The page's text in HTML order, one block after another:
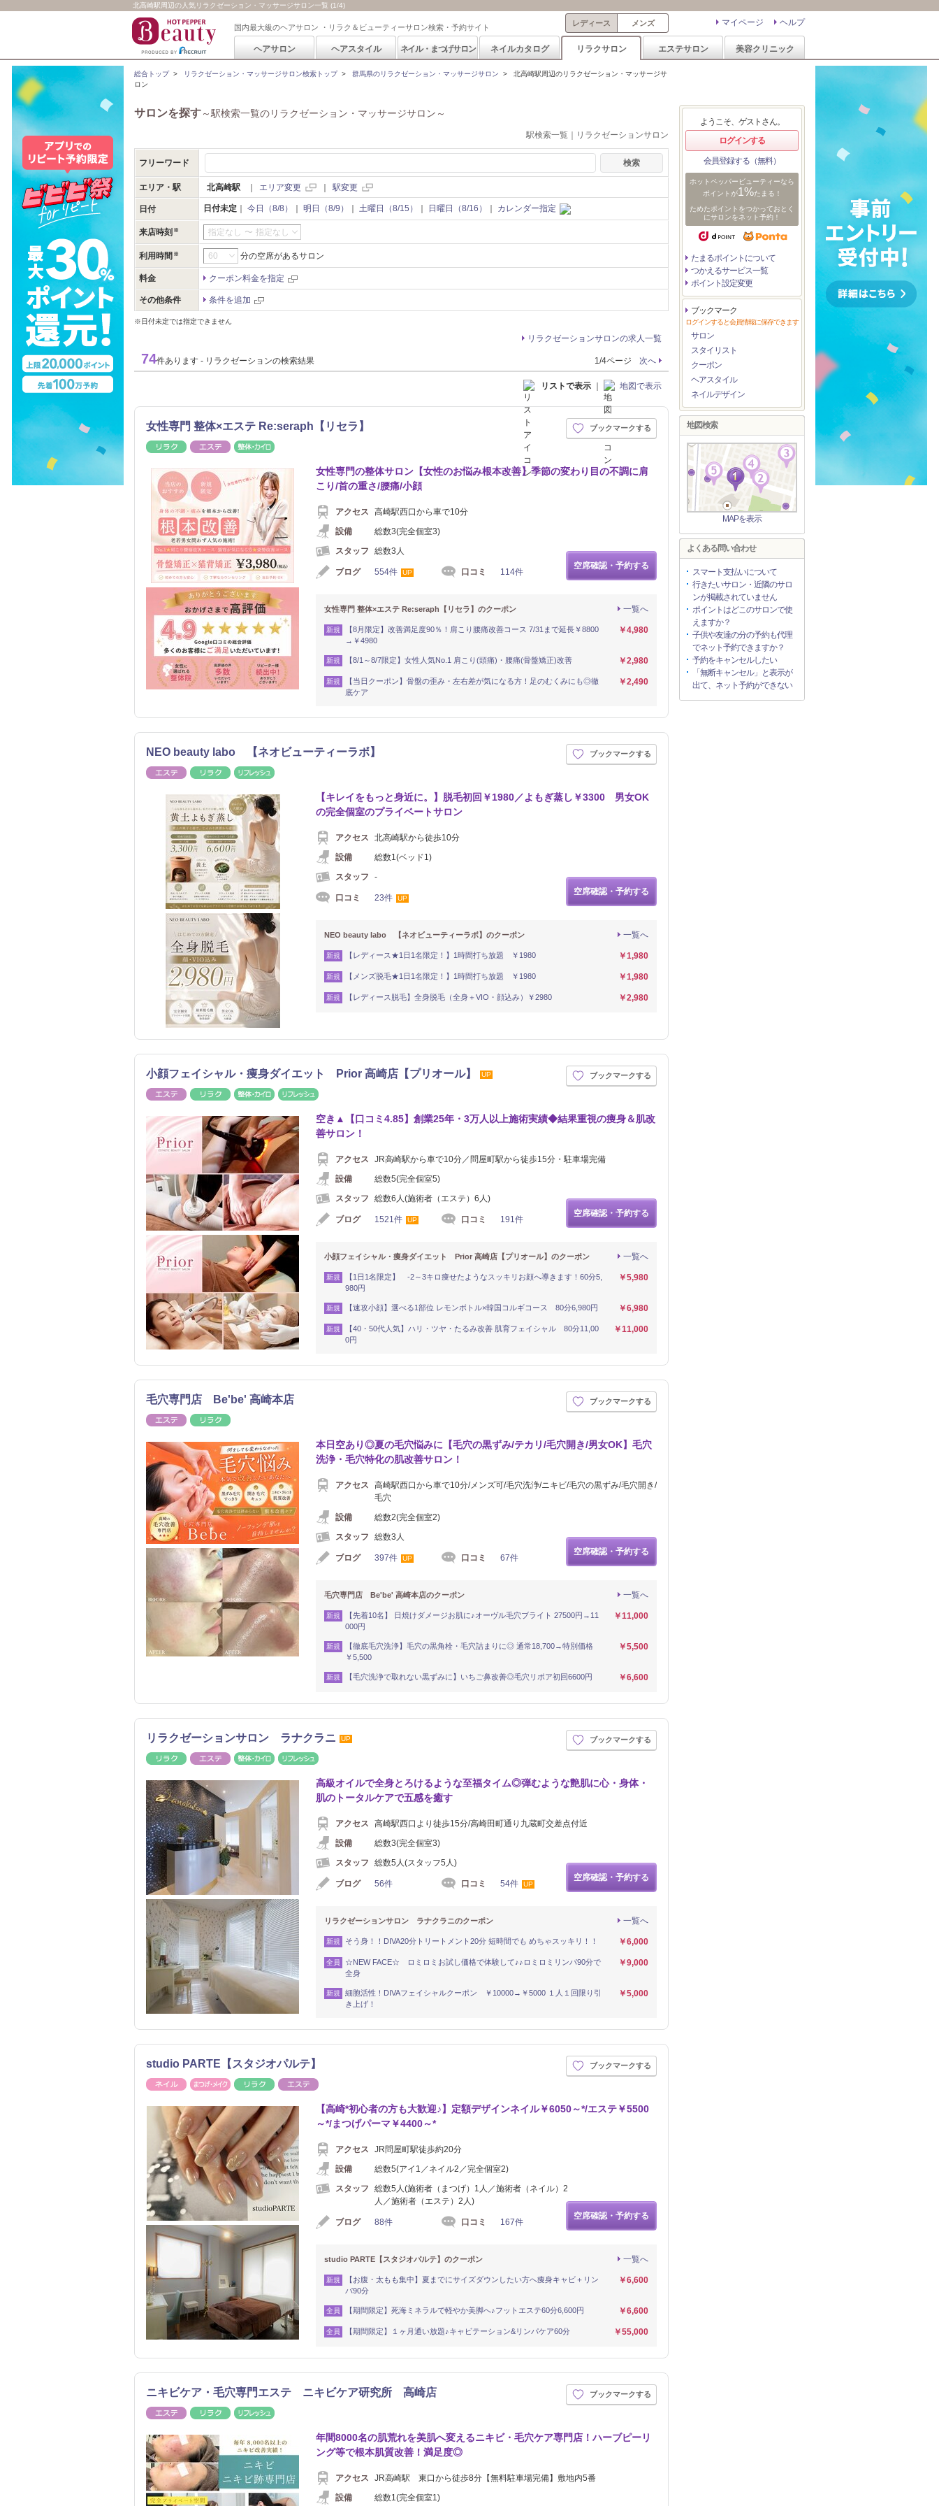
北高崎駅周辺の人気リラクゼーション・マッサージサロン一覧 (1/4)
国内最大級のヘアサロン ・リラク＆ビューティーサロン検索・予約サイト ヘルプ
マイページ
レディース メンズ
ヘアサロン ヘアスタイル ネイル・まつげサロン ネイルカタログ リラクサロン エステサロン 美容クリニック
総合トップ> リラクゼーション・マッサージサロン検索トップ> 群馬県のリラクゼーション・マッサージサロン > 北高崎駅周辺のリラクゼーション・マッサージサ
ロン
サロンを探す～駅検索一覧のリラクゼーション・マッサージサロン～
駅検索一覧｜リラクゼーションサロン
フリーワード
エリア・駅 北高崎駅 エリア変更 駅変更
日付 日付未定 今日（8/8） 明日（8/9） 土曜日（8/15） 日曜日（8/16） カレンダー指定
来店時刻 指定なし 〜 指定なし
利用時間 分の空席があるサロン
料金 クーポン料金を指定
その他条件 条件を追加
※日付未定では指定できません
リラクゼーションサロンの求人一覧
74件あります - リラクゼーションの検索結果 1/4ページ 次へ
リストで表示 ｜ 地図で表示
女性専門 整体×エステ Re:seraph【リセラ】
リラク エステ
ブックマークする
女性専門の整体サロン【女性のお悩み根本改善】季節の変わり目の不調に肩
こり/首の重さ/腰痛/小顔
アクセス
高崎駅西口から車で10分
設備
総数3(完全個室3)
スタッフ
総数3人
ブログ 554件 UP 口コミ 114件
空席確認・予約する
一覧へ
女性専門 整体×エステ Re:seraph【リセラ】のクーポン
新規
【8月限定】改善満足度90％！肩こり腰痛改善コース 7/31まで延長￥8800
→￥4980
￥4,980
新規 【8/1～8/7限定】女性人気No.1 肩こり(頭痛)・腰痛(骨盤矯正)改善 ￥2,980
新規
【当日クーポン】骨盤の歪み・左右差が気になる方！足のむくみにも◎徹
底ケア
￥2,490
NEO beauty labo 【ネオビューティーラボ】
エステ リラク
ブックマークする
【キレイをもっと身近に。】脱毛初回￥1980／よもぎ蒸し￥3300 男女OK
の完全個室のプライベートサロン
アクセス
北高崎駅から徒歩10分
設備
総数1(ベッド1)
スタッフ
-
口コミ 23件 UP
空席確認・予約する
一覧へ
NEO beauty labo 【ネオビューティーラボ】のクーポン
新規 【レディース★1日1名限定！】1時間打ち放題 ￥1980 ￥1,980
新規 【メンズ脱毛★1日1名限定！】1時間打ち放題 ￥1980 ￥1,980
新規 【レディース脱毛】全身脱毛（全身＋VIO・顔込み）￥2980 ￥2,980
小顔フェイシャル・痩身ダイエット Prior 高崎店【プリオール】 UP
エステ リラク 整体・カイロ
ブックマークする
空き▲【口コミ4.85】創業25年・3万人以上施術実績◆結果重視の痩身＆肌改
善サロン！
アクセス
JR高崎駅から車で10分／問屋町駅から徒歩15分・駐車場完備
設備
総数5(完全個室5)
スタッフ
総数6人(施術者（エステ）6人)
ブログ 1521件 UP 口コミ 191件
空席確認・予約する
一覧へ
小顔フェイシャル・痩身ダイエット Prior 高崎店【プリオール】のクーポン
新規
【1日1名限定】 -2～3キロ痩せたようなスッキリお顔へ導きます！60分5,
980円
￥5,980
新規 【速攻小顔】選べる1部位 レモンボトル×韓国コルギコース 80分6,980円 ￥6,980
新規
【40・50代人気】ハリ・ツヤ・たるみ改善 肌育フェイシャル 80分11,00
0円
￥11,000
毛穴専門店 Be'be' 高崎本店
エステ
ブックマークする
本日空あり◎夏の毛穴悩みに【毛穴の黒ずみ/テカリ/毛穴開き/男女OK】毛穴
洗浄・毛穴特化の肌改善サロン！
アクセス
高崎駅西口から車で10分/メンズ可/毛穴洗浄/ニキビ/毛穴の黒ずみ/毛穴開き/
毛穴
設備
総数2(完全個室2)
スタッフ
総数3人
ブログ 397件 UP 口コミ 67件
空席確認・予約する
一覧へ
毛穴専門店 Be'be' 高崎本店のクーポン
新規
【先着10名】 日焼けダメージお肌に♪オーヴル毛穴ブライト 27500円→11
000円
￥11,000
新規
【徹底毛穴洗浄】毛穴の黒角栓・毛穴詰まりに◎ 通常18,700→特別価格
￥5,500
￥5,500
新規 【毛穴洗浄で取れない黒ずみに】いちご鼻改善◎毛穴リポア初回6600円 ￥6,600
リラクゼーションサロン ラナクラニ UP
リラク エステ 整体・カイロ
ブックマークする
高級オイルで全身とろけるような至福タイム◎弾むような艶肌に心・身体・
肌のトータルケアで五感を癒す
アクセス
高崎駅西口より徒歩15分/高崎田町通り九蔵町交差点付近
設備
総数3(完全個室3)
スタッフ
総数5人(スタッフ5人)
ブログ 56件 口コミ 54件 UP
空席確認・予約する
一覧へ
リラクゼーションサロン ラナクラニのクーポン
新規 そう身！！DIVA20分トリートメント20分 短時間でも めちゃスッキリ！！ ￥6,000
全員
☆NEW FACE☆ ロミロミお試し価格で体験して♪♪ロミロミリンパ90分で
全身
￥9,000
新規
細胞活性！DIVAフェイシャルクーポン ￥10000→￥5000 １人１回限り引
き上げ！
￥5,000
studio PARTE【スタジオパルテ】
ネイル まつげ・メイクリラク
ブックマークする
【高崎*初心者の方も大歓迎♪】定額デザインネイル￥6050～*/エステ￥5500
～*/まつげパーマ￥4400～*
アクセス
JR問屋町駅徒歩約20分
設備
総数5(アイ1／ネイル2／完全個室2)
スタッフ
総数5人(施術者（まつげ）1人／施術者（ネイル）2
人／施術者（エステ）2人)
ブログ 88件 口コミ 167件
空席確認・予約する
一覧へ
studio PARTE【スタジオパルテ】のクーポン
新規
【お腹・太もも集中】夏までにサイズダウンしたい方へ痩身キャビ＋リン
パ90分
￥6,600
全員 【期間限定】死海ミネラルで軽やか美脚へ♪フットエステ60分6,600円 ￥6,600
全員 【期間限定】１ヶ月通い放題♪キャビテーション&リンパケア60分 ￥55,000
ニキビケア・毛穴専門エステ ニキビケア研究所 高崎店
エステ リラク
ブックマークする
年間8000名の肌荒れを美肌へ変えるニキビ・毛穴ケア専門店！ハーブピーリ
ング等で根本肌質改善！満足度◎
アクセス
JR高崎駅 東口から徒歩8分【無料駐車場完備】敷地内5番
設備
総数1(完全個室1)
ようこそ、ゲストさん。
ログインする
会員登録する（無料）
ホットペッパービューティーなら
ポイントが1%たまる！
ためたポイントをつかっておとく
にサロンをネット予約！
たまるポイントについて
つかえるサービス一覧
ポイント設定変更
ブックマーク
ログインすると会員情報に保存できます
サロン
スタイリスト
クーポン
ヘアスタイル
ネイルデザイン
地図検索
MAPを表示
よくある問い合わせ
スマート支払いについて
行きたいサロン・近隣のサロ
ンが掲載されていません
ポイントはどこのサロンで使
えますか？
子供や友達の分の予約も代理
でネット予約できますか？
予約をキャンセルしたい
「無断キャンセル」と表示が
出て、ネット予約ができない